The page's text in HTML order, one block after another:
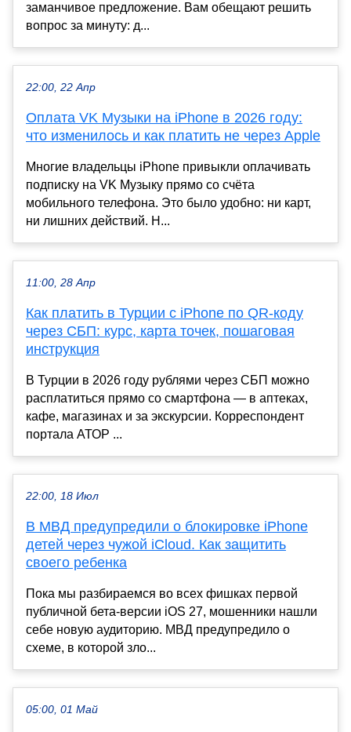
заманчивое предложение. Вам обещают решить
вопрос за минуту: д...
22:00, 22 Апр
Оплата VK Музыки на iPhone в 2026 году:
что изменилось и как платить не через Apple
Многие владельцы iPhone привыкли оплачивать
подписку на VK Музыку прямо со счёта
мобильного телефона. Это было удобно: ни карт,
ни лишних действий. Н...
11:00, 28 Апр
Как платить в Турции с iPhone по QR-коду
через СБП: курс, карта точек, пошаговая
инструкция
В Турции в 2026 году рублями через СБП можно
расплатиться прямо со смартфона — в аптеках,
кафе, магазинах и за экскурсии. Корреспондент
портала АТОР ...
22:00, 18 Июл
В МВД предупредили о блокировке iPhone
детей через чужой iCloud. Как защитить
своего ребенка
Пока мы разбираемся во всех фишках первой
публичной бета-версии iOS 27, мошенники нашли
себе новую аудиторию. МВД предупредило о
схеме, в которой зло...
05:00, 01 Май